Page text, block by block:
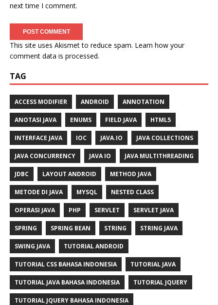
next time I comment.
This site uses Akismet to reduce spam. Learn how your
comment data is processed.
TAG
ACCESS MODIFIER ANDROID ANNOTATION
ANOTASI JAVA ENUMS FIELD JAVA HTML5
INTERFACE JAVA IOC JAVA.IO JAVA COLLECTIONS
JAVA CONCURRENCY JAVA IO JAVA MULTITHREADING
JDBC LAYOUT ANDROID METHOD JAVA
METODE DI JAVA MYSQL NESTED CLASS
OPERASI JAVA PHP SERVLET SERVLET JAVA
SPRING SPRING BEAN STRING STRING JAVA
SWING JAVA TUTORIAL ANDROID
TUTORIAL CSS BAHASA INDONESIA TUTORIAL JAVA
TUTORIAL JAVA BAHASA INDONESIA TUTORIAL JQUERY
TUTORIAL JQUERY BAHASA INDONESIA